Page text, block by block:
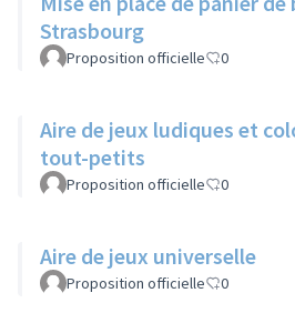
Strasbourg
Proposition officielle 0
Aire de jeux ludiques et
tout-petits
Proposition officielle 0
Aire de jeux universelle
Proposition officielle 0